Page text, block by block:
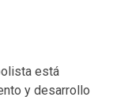
está
y desarrollo